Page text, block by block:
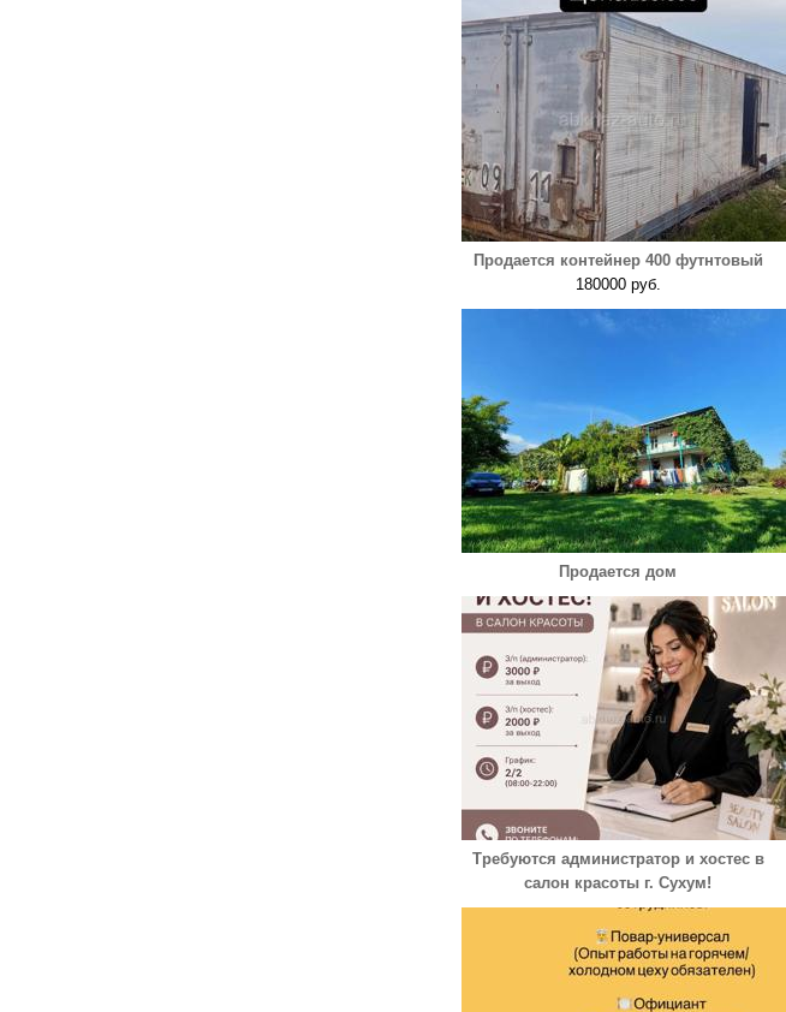
Продается контейнер 400 футнтовый
180000 руб.
Продается дом
Требуются администратор и хостес в
салон красоты г. Сухум!